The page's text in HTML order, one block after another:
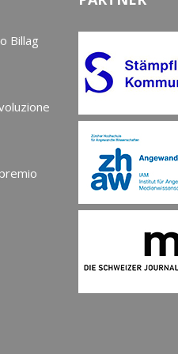
Billag